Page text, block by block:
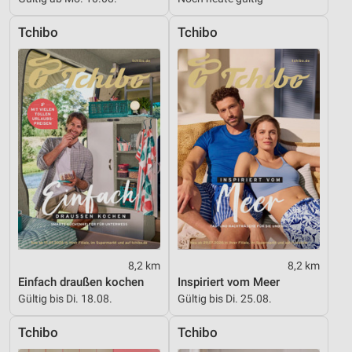
Tchibo
8,2 km
Einfach draußen kochen
Gültig bis Di. 18.08.
Tchibo
8,2 km
Inspiriert vom Meer
Gültig bis Di. 25.08.
Tchibo Tchibo
Informationen identifizieren
Nicht-IAB-Verarbeitungszwecke:
Notwendig
Performance
Funktional
Werbung